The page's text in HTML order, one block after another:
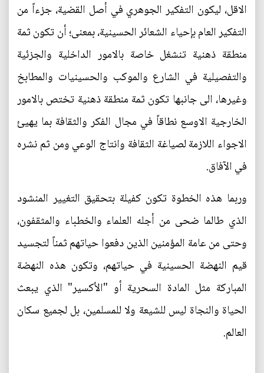
الاقل، ليكون التفكير الجوهري في أصل القضية، جزءاً من
التفكير العام بإحياء الشعائر الحسينية، بمعنى؛ أن تكون ثمة
منطقة ذهنية تنشغل خاصة بالامور الداخلية والجزئية
والتفصيلية في الشارع والموكب والحسينيات والمطابخ
وغيرها، الى جانبها تكون ثمة منطقة ذهنية تختص بالامور
الخارجية الاوسع نطاقاً في مجال الفكر والثقافة بما يهيئ
الاجواء اللازمة لصياغة الثقافة وانتاج الوعي ومن ثم نشره
في الآفاق.
وربما هذه الخطوة تكون كفيلة بتحقيق التغيير المنشود
الذي طالما ضحى من أجله العلماء والخطباء والمثقفون،
وحتى من عامة المؤمنين الذين دفعوا حياتهم ثمناً لتجسيد
قيم النهضة الحسينية في حياتهم، وتكون هذه النهضة
المباركة مثل المادة السحرية أو "الأكسير" الذي يبعث
الحياة والنجاة ليس للشيعة ولا للمسلمين، بل لجميع سكان
العالم.